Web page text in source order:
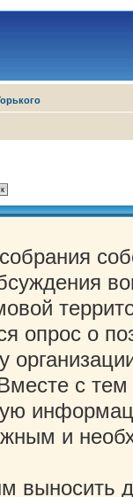
опрос о
с
и
выносить